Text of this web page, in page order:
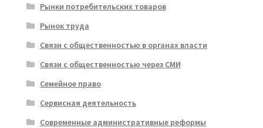
Рынки потребительских товаров
Рынок труда
Связи с общественностью в органах власти
Связи с общественностью через СМИ
Семейное право
Сервисная деятельность
Современные административные реформы